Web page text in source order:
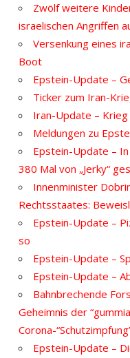
Zwölf weitere
israelischen Angriffen
Versenkung eines
Boot
Epstein-Update –
Ticker zum Iran-
Iran-Update – Krieg
Meldungen zu
Epstein-Update –
380 Mal von „Jerky“
Innenminister
Rechtsstaates:
Epstein-Update –
so
Epstein-Update –
Epstein-Update –
Bahnbrechende
Geheimnis der
Corona-
Epstein-Update –